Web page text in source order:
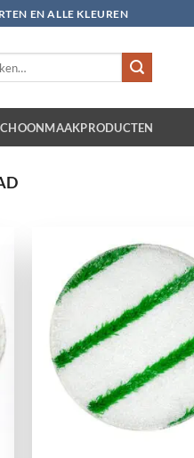
EN ALLE KLEUREN